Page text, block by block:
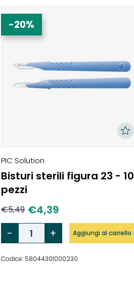
-20%
PIC Solution
Bisturi sterili figura 23 - 10
pezzi
€5,49 €4,39
Aggiungi al carrello
Codice: 58044301000230